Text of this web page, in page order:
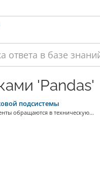
'Pandas'
подсистемы
обращаются в техническую...